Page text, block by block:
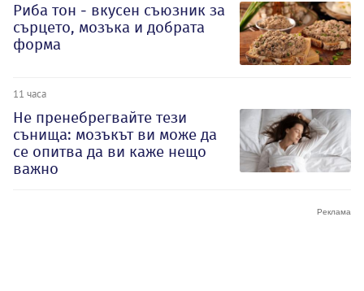
Риба тон - вкусен съюзник за
сърцето, мозъка и добрата
форма
11 часа
Не пренебрегвайте тези
сънища: мозъкът ви може да
се опитва да ви каже нещо
важно